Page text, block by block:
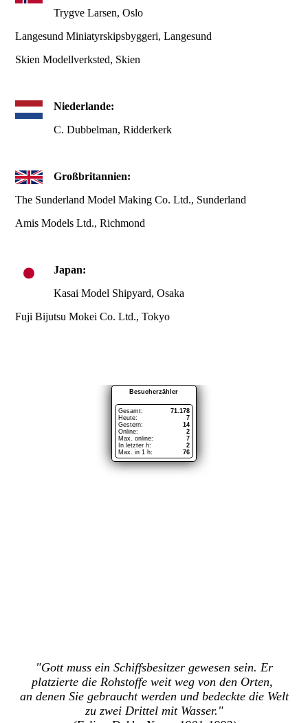
Trygve Larsen, Oslo
Langesund Miniatyrskipsbyggeri, Langesund
Skien Modellverksted, Skien
Niederlande:
C. Dubbelman, Ridderkerk
Großbritannien:
The Sunderland Model Making Co. Ltd., Sunderland
Amis Models Ltd., Richmond
Japan:
Kasai Model Shipyard, Osaka
Fuji Bijutsu Mokei Co. Ltd., Tokyo
"Gott muss ein Schiffsbesitzer gewesen sein. Er
platzierte die Rohstoffe weit weg von den Orten,
an denen Sie gebraucht werden und bedeckte die Welt
zu zwei Drittel mit Wasser."